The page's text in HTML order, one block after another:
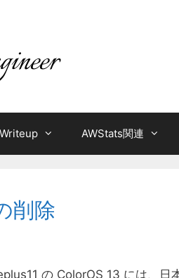
AWStats関連
削除
の ColorOS 13 には、日